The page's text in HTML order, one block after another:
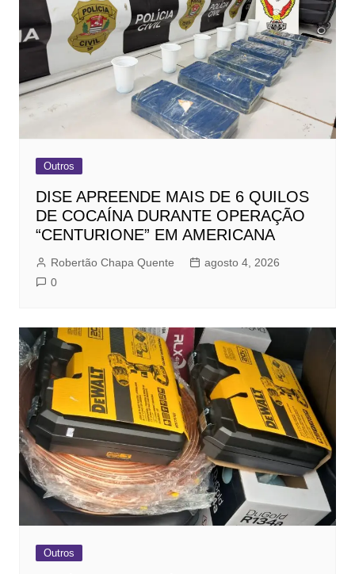
Outros
DISE APREENDE MAIS DE 6 QUILOS
DE COCAÍNA DURANTE OPERAÇÃO
“CENTURIONE” EM AMERICANA
Robertão Chapa Quente
agosto 4, 2026
0
Outros